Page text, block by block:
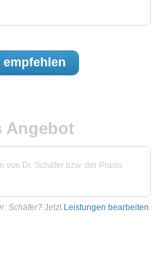
empfehlen
Angebot
von Dr. Schäfer bzw. der Praxis
Schäfer? Jetzt Leistungen bearbeiten.